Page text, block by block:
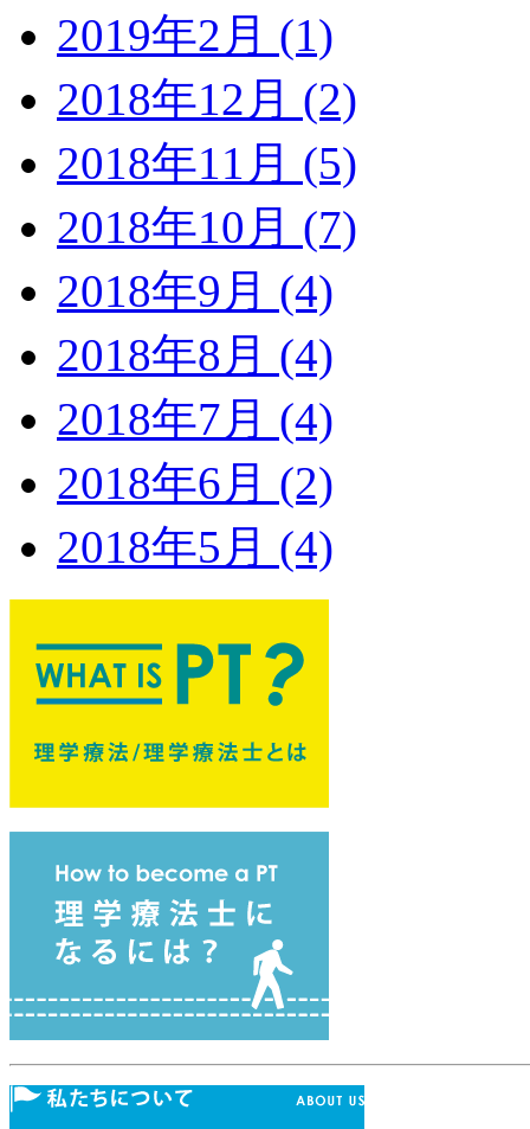
2019年2月 (1)
2018年12月 (2)
2018年11月 (5)
2018年10月 (7)
2018年9月 (4)
2018年8月 (4)
2018年7月 (4)
2018年6月 (2)
2018年5月 (4)